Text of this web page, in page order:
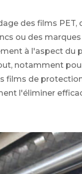
des films
ou des
à l'aspect du
notamment
films de
l'éliminer